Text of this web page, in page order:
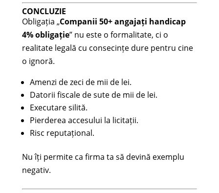
CONCLUZIE
Obligația „Companii 50+ angajați handicap
4% obligație” nu este o formalitate, ci o
realitate legală cu consecințe dure pentru cine
o ignoră.
Amenzi de zeci de mii de lei.
Datorii fiscale de sute de mii de lei.
Executare silită.
Pierderea accesului la licitații.
Risc reputațional.
Nu îți permite ca firma ta să devină exemplu
negativ.